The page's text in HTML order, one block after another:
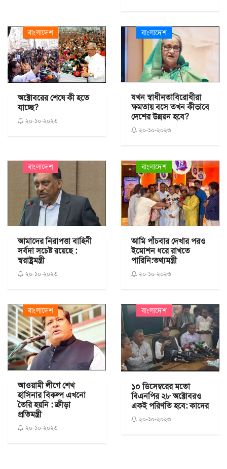
বাংলাদেশ
অক্টোবরের শেষে কী হতে
যাচ্ছে?
২০-১০-২০২৩
বাংলাদেশ
যখন স্বাধীনতাবিরোধীরা
ক্ষমতায় বসে তখন কীভাবে
দেশের উন্নয়ন হবে?
২০-১০-২০২৩
বাংলাদেশ
আমাদের নিরাপত্তা বাহিনী
সর্বদা সচেষ্ট রয়েছে :
স্বরাষ্ট্রমন্ত্রী
২০-১০-২০২৩
বাংলাদেশ
আমি পাঁচবার দেখার পরও
ইমোশন ধরে রাখতে
পারিনি:তথ্যমন্ত্রী
২০-১০-২০২৩
বাংলাদেশ
আওয়ামী লীগে শেখ
হাসিনার বিকল্প এখনো
তৈরি হয়নি : ক্রীড়া
প্রতিমন্ত্রী
২০-১০-২০২৩
বাংলাদেশ
১০ ডিসেম্বরের মতো
বিএনপির ২৮ অক্টোবরও
একই পরিণতি হবে: কাদের
২০-১০-২০২৩